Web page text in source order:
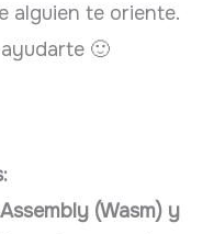
alguien te oriente.
🙂
(Wasm) y